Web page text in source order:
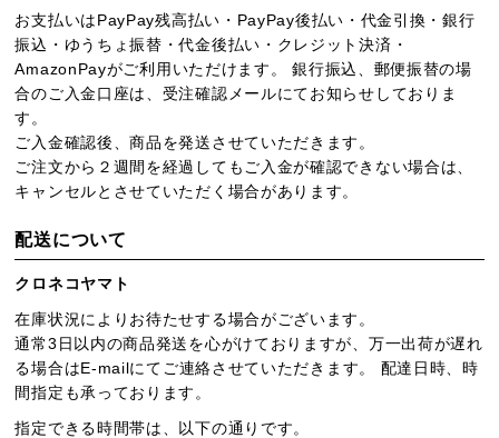
お支払いはPayPay残高払い・PayPay後払い・代金引換・銀行
振込・ゆうちょ振替・代金後払い・クレジット決済・
AmazonPayがご利用いただけます。 銀行振込、郵便振替の場
合のご入金口座は、受注確認メールにてお知らせしておりま
す。
ご入金確認後、商品を発送させていただきます。
ご注文から２週間を経過してもご入金が確認できない場合は、
キャンセルとさせていただく場合があります。
配送について
クロネコヤマト
在庫状況によりお待たせする場合がございます。
通常3日以内の商品発送を心がけておりますが、万一出荷が遅れ
る場合はE-mailにてご連絡させていただきます。 配達日時、時
間指定も承っております。
指定できる時間帯は、以下の通りです。